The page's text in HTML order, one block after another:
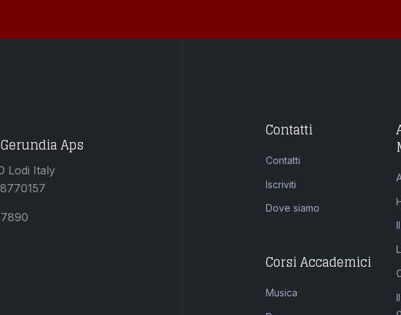
Aps
Lodi Italy
Contatti
Contatti
Iscriviti
Dove siamo
Corsi Accademici
Musica